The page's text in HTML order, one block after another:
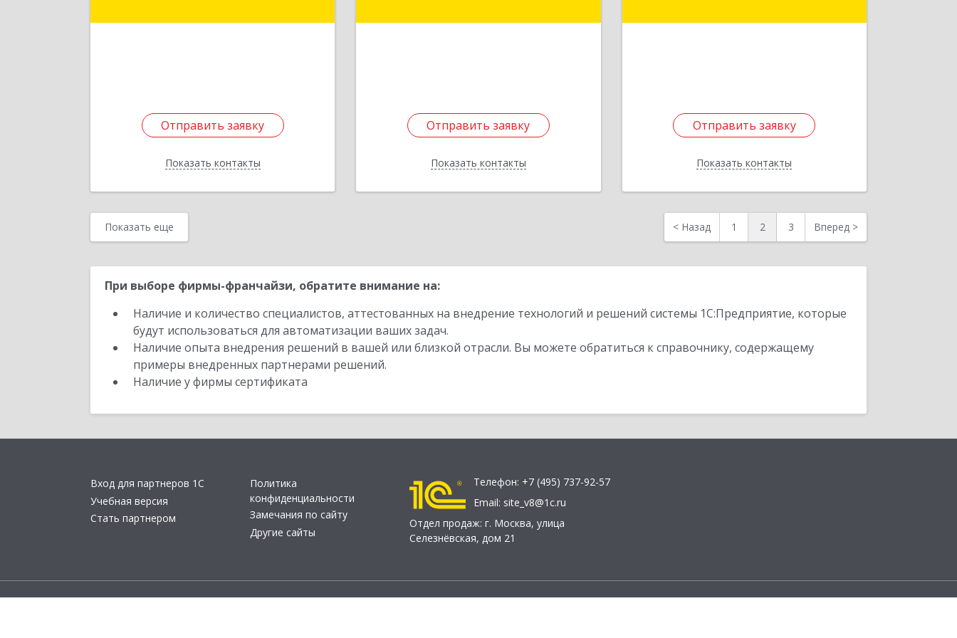
Отправить заявку
Показать контакты
Отправить заявку
Назад
Отправить заявку
Показать контакты
Отправить заявку
Назад
Отправить заявку
Показать контакты
Подробнее
Отправить заявку
Назад
Показать еще < Назад 1 2 3 Вперед >
При выборе фирмы-франчайзи, обратите внимание на:
Наличие и количество специалистов, аттестованных на внедрение технологий и решений системы 1С:Предприятие, которые
будут использоваться для автоматизации ваших задач.
Наличие опыта внедрения решений в вашей или близкой отрасли. Вы можете обратиться к справочнику, содержащему
примеры внедренных партнерами решений.
Наличие у фирмы сертификата
Вход для партнеров 1С
Учебная версия
Стать партнером
Политика
конфиденциальности
Замечания по сайту
Другие сайты
Телефон: +7 (495) 737-92-57
Email: site_v8@1c.ru
Отдел продаж: г. Москва, улица
Селезнёвская, дом 21